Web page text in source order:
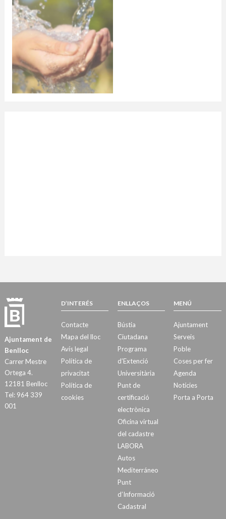
Ajuntament de
Benlloc
Carrer Mestre
Ortega 4.
12181 Benlloc
Tel: 964 339
001
D’INTERÉS
Contacte
Mapa del lloc
Avís legal
Política de
privacitat
Política de
cookies
ENLLAÇOS
Bústia
Ciutadana
Programa
d’Extenció
Universitària
Punt de
certificació
electrònica
Oficina virtual
del cadastre
LABORA
Autos
Mediterráneo
Punt
d’Informació
Cadastral
MENÚ
Ajuntament
Serveis
Poble
Coses per fer
Agenda
Notícies
Porta a Porta